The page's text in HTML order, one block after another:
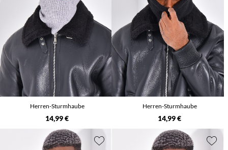
Herren-Sturmhaube
14,99 €
Herren-Sturmhaube
14,99 €